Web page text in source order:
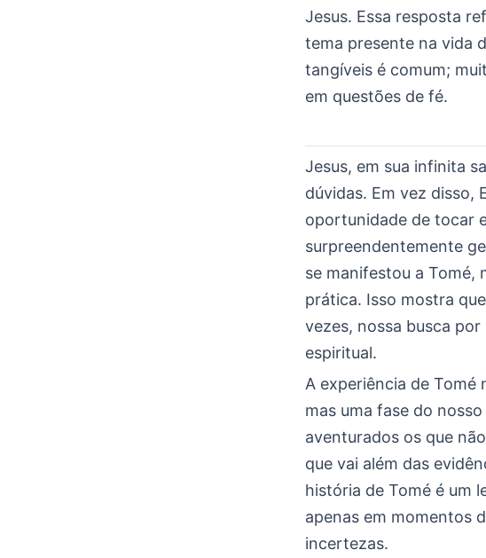
Jesus. Essa resposta
tema presente na vida
tangíveis é comum;
em questões de fé.
Jesus, em sua infinita
dúvidas. Em vez disso,
oportunidade de tocar
surpreendentemente
se manifestou a Tomé,
prática. Isso mostra
vezes, nossa busca
espiritual.
A experiência de Tomé
mas uma fase do
aventurados os que
que vai além das
história de Tomé é um
apenas em momentos
incertezas.